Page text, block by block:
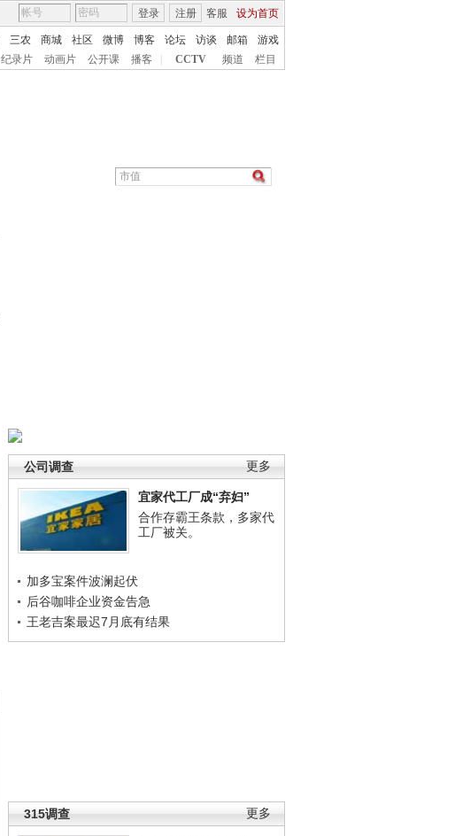
客服 设为首页
登录 注册
三农 商城 社区 微博 博客 论坛 访谈 邮箱
游戏
纪录片 动画片 公开课 播客 CCTV 频道 栏目
更多
公司调查
宜家代工厂成“弃妇”
合作存霸王条款，多家代
工厂被关。
加多宝案件波澜起伏
后谷咖啡企业资金告急
王老吉案最迟7月底有结果
更多
315调查